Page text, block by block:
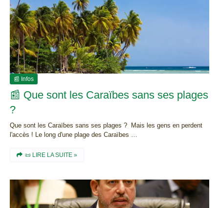
📰 Infos
📰 Que sont les Caraïbes sans ses plages
?
Que sont les Caraïbes sans ses plages ? Mais les gens en perdent
l'accès ! Le long d'une plage des Caraïbes …
📜 LIRE LA SUITE »